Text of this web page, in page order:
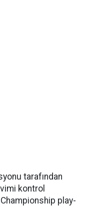
tarafından
kontrol
play-